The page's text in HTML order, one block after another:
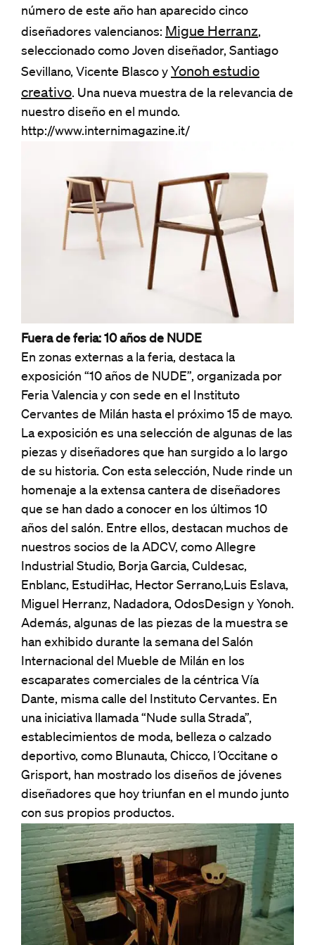
número de este año han aparecido cinco
diseñadores valencianos: Migue Herranz,
seleccionado como Joven diseñador, Santiago
Sevillano, Vicente Blasco y Yonoh estudio
creativo. Una nueva muestra de la relevancia de
nuestro diseño en el mundo.
http://www.internimagazine.it/
Fuera de feria: 10 años de NUDE
En zonas externas a la feria, destaca la
exposición “10 años de NUDE”, organizada por
Feria Valencia y con sede en el Instituto
Cervantes de Milán hasta el próximo 15 de mayo.
La exposición es una selección de algunas de las
piezas y diseñadores que han surgido a lo largo
de su historia. Con esta selección, Nude rinde un
homenaje a la extensa cantera de diseñadores
que se han dado a conocer en los últimos 10
años del salón. Entre ellos, destacan muchos de
nuestros socios de la ADCV, como Allegre
Industrial Studio, Borja Garcia, Culdesac,
Enblanc, EstudiHac, Hector Serrano,Luis Eslava,
Miguel Herranz, Nadadora, OdosDesign y Yonoh.
Además, algunas de las piezas de la muestra se
han exhibido durante la semana del Salón
Internacional del Mueble de Milán en los
escaparates comerciales de la céntrica Vía
Dante, misma calle del Instituto Cervantes. En
una iniciativa llamada “Nude sulla Strada”,
establecimientos de moda, belleza o calzado
deportivo, como Blunauta, Chicco, l ́Occitane o
Grisport, han mostrado los diseños de jóvenes
diseñadores que hoy triunfan en el mundo junto
con sus propios productos.